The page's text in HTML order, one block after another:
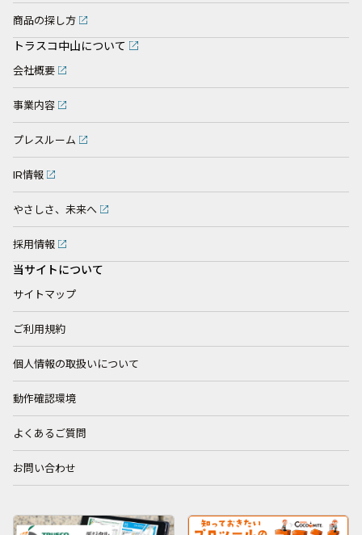
商品の探し方
トラスコ中山について
会社概要
事業内容
プレスルーム
IR情報
やさしさ、未来へ
採用情報
当サイトについて
サイトマップ
ご利用規約
個人情報の取扱いについて
動作確認環境
よくあるご質問
お問い合わせ